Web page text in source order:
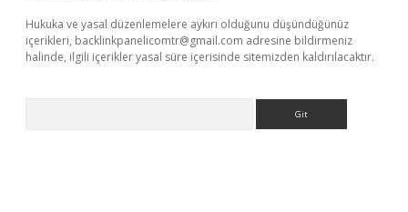
Hukuka ve yasal düzenlemelere aykırı olduğunu düşündüğünüz
içerikleri, backlinkpanelicomtr@gmail.com adresine bildirmeniz
halinde, ilgili içerikler yasal süre içerisinde sitemizden kaldırılacaktır.